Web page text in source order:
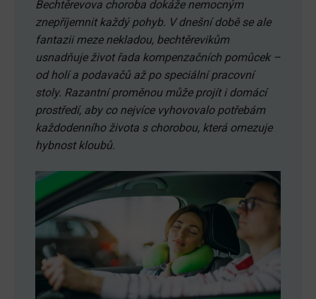
Bechtěrevova choroba dokáže nemocným
znepříjemnit každý pohyb. V dnešní době se ale
fantazii meze nekladou, bechtěrevikům
usnadňuje život řada kompenzačních pomůcek –
od holí a podavačů až po speciální pracovní
stoly. Razantní proměnou může projít i domácí
prostředí, aby co nejvíce vyhovovalo potřebám
každodenního života s chorobou, která omezuje
hybnost kloubů.